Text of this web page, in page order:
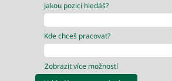
Jakou pozici hledáš?
Kde chceš pracovat?
Zobrazit více možností